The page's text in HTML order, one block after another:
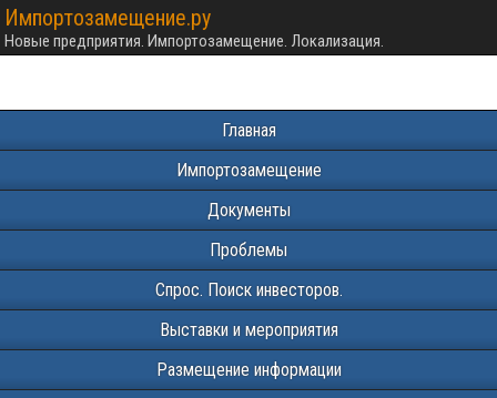
Импортозамещение.ру
Новые предприятия. Импортозамещение. Локализация.
Главная
Импортозамещение
Документы
Проблемы
Спрос. Поиск инвесторов.
Выставки и мероприятия
Размещение информации